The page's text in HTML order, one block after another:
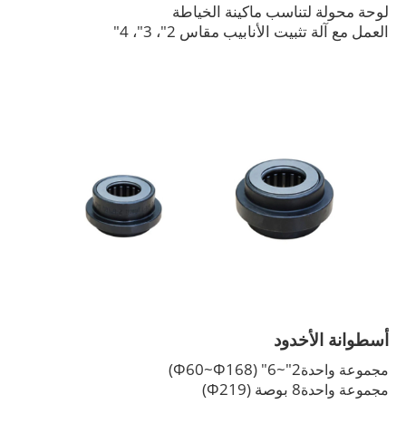
لوحة محولة لتناسب ماكينة الخياطة
العمل مع آلة تثبيت الأنابيب مقاس 2"، 3"، 4"
أسطوانة الأخدود
مجموعة واحدة2"~6" (Φ60~Φ168)
مجموعة واحدة8 بوصة (Φ219)